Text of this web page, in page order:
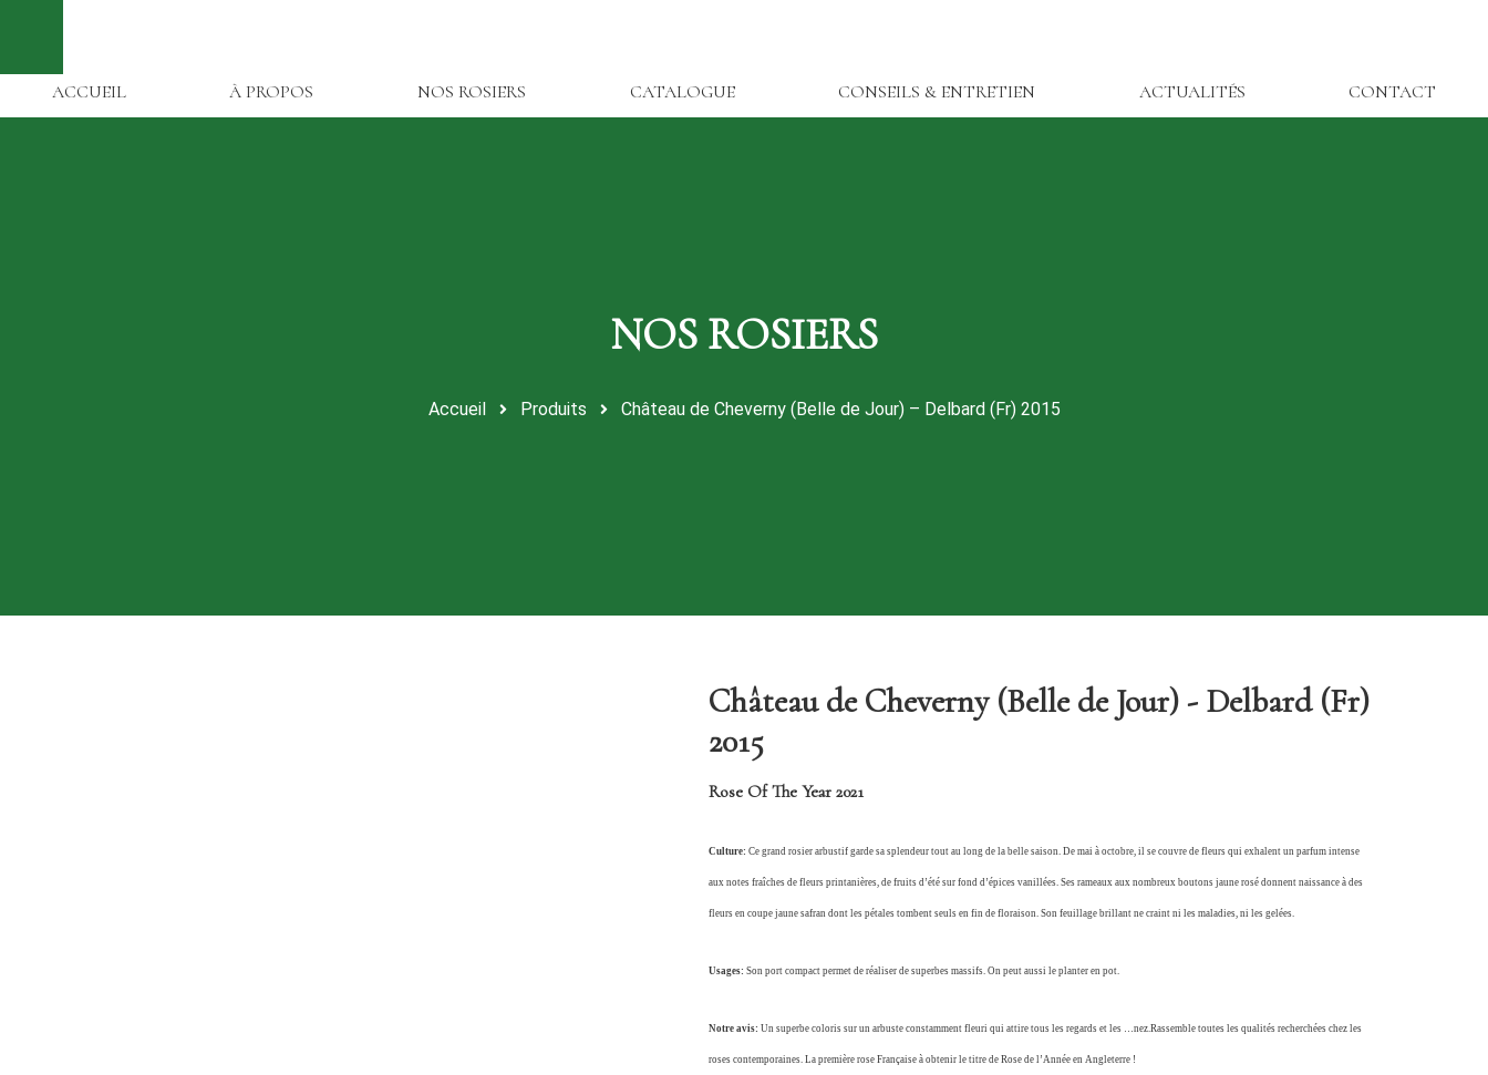
ACCUEIL À PROPOS NOS ROSIERS CATALOGUE CONSEILS & ENTRETIEN ACTUALITÉS CONTACT
Accueil Produits Château de Cheverny (Belle de Jour) – Delbard (Fr) 2015
Château de Cheverny (Belle de Jour) - Delbard (Fr)
2015
Rose Of The Year 2021
Culture: Ce grand rosier arbustif garde sa splendeur tout au long de la belle saison. De mai à octobre, il se couvre de fleurs qui exhalent un parfum intense
aux notes fraîches de fleurs printanières, de fruits d’été sur fond d’épices vanillées. Ses rameaux aux nombreux boutons jaune rosé donnent naissance à des
fleurs en coupe jaune safran dont les pétales tombent seuls en fin de floraison. Son feuillage brillant ne craint ni les maladies, ni les gelées.
Usages: Son port compact permet de réaliser de superbes massifs. On peut aussi le planter en pot.
Notre avis: Un superbe coloris sur un arbuste constamment fleuri qui attire tous les regards et les …nez.Rassemble toutes les qualités recherchées chez les
roses contemporaines. La première rose Française à obtenir le titre de Rose de l’Année en Angleterre !